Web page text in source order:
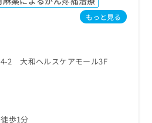
もっと見る
2 大和ヘルスケアモール3F
歩1分